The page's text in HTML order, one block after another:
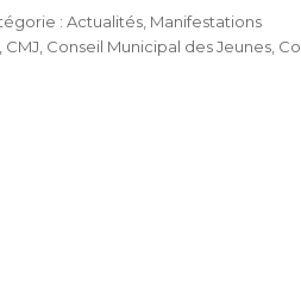
Catégories
Actualités, Manifestations
CMJ Conseil Municipal des Jeunes,